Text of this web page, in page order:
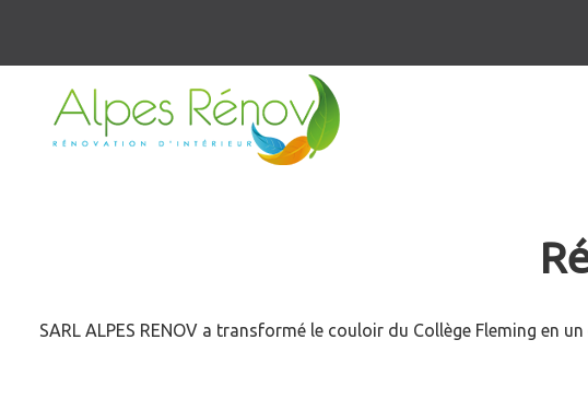
SARL ALPES RENOV a transformé le couloir du Collège Fleming